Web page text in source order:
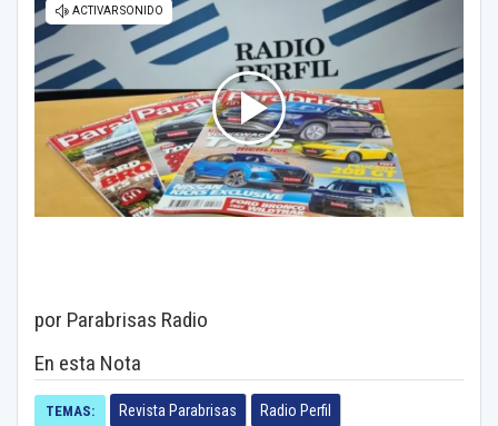
por Parabrisas Radio
En esta Nota
TEMAS: Revista Parabrisas Radio Perfil